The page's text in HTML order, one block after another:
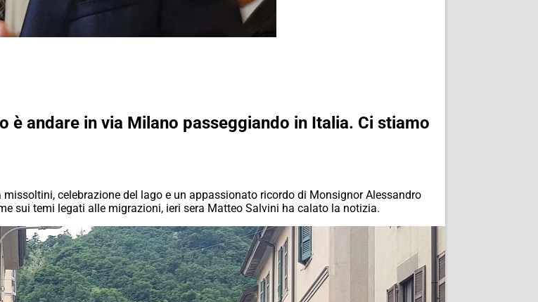
è andare in via Milano passeggiando in Italia. Ci stiamo
celebrazione del lago e un appassionato ricordo di Monsignor Alessandro
sui temi legati alle migrazioni, ieri sera Matteo Salvini ha calato la notizia.